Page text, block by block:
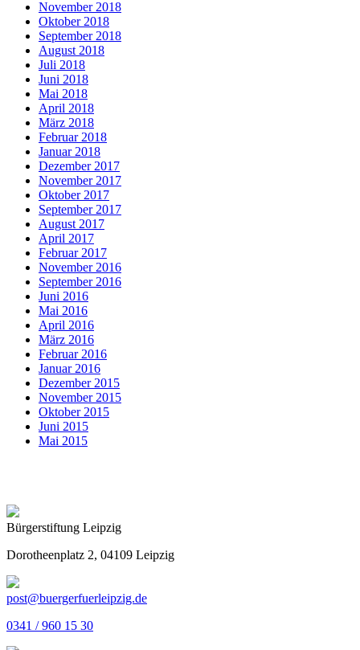
November 2018
Oktober 2018
September 2018
August 2018
Juli 2018
Juni 2018
Mai 2018
April 2018
März 2018
Februar 2018
Januar 2018
Dezember 2017
November 2017
Oktober 2017
September 2017
August 2017
April 2017
Februar 2017
November 2016
September 2016
Juni 2016
Mai 2016
April 2016
März 2016
Februar 2016
Januar 2016
Dezember 2015
November 2015
Oktober 2015
Juni 2015
Mai 2015
Bürgerstiftung Leipzig
Dorotheenplatz 2, 04109 Leipzig
post@buergerfuerleipzig.de
0341 / 960 15 30